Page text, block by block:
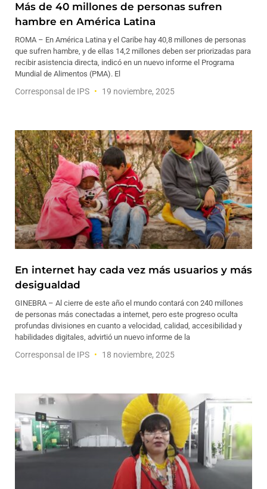
Más de 40 millones de personas sufren
hambre en América Latina
ROMA – En América Latina y el Caribe hay 40,8 millones de personas
que sufren hambre, y de ellas 14,2 millones deben ser priorizadas para
recibir asistencia directa, indicó en un nuevo informe el Programa
Mundial de Alimentos (PMA). El
Corresponsal de IPS 19 noviembre, 2025
En internet hay cada vez más usuarios y más
desigualdad
GINEBRA – Al cierre de este año el mundo contará con 240 millones
de personas más conectadas a internet, pero este progreso oculta
profundas divisiones en cuanto a velocidad, calidad, accesibilidad y
habilidades digitales, advirtió un nuevo informe de la
Corresponsal de IPS 18 noviembre, 2025